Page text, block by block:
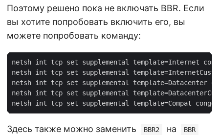
Поэтому решено пока не включать BBR. Если
вы хотите попробовать включить его, вы
можете попробовать команду:
netsh int tcp set supplemental template=Internet
netsh int tcp set supplemental
netsh int tcp set supplemental template=Datacenter
netsh int tcp set supplemental
Здесь также можно заменить BBR2 на BBR